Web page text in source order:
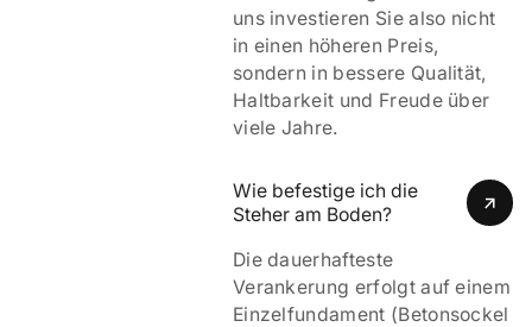
uns investieren Sie also nicht
in einen höheren Preis,
sondern in bessere Qualität,
Haltbarkeit und Freude über
viele Jahre.
Wie befestige ich die
Steher am Boden?
Die dauerhafteste
Verankerung erfolgt auf einem
Einzelfundament (Betonsockel